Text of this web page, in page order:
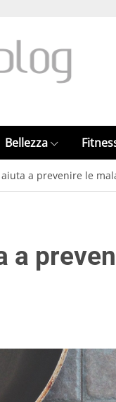
Bellezza
a prevenire le
a